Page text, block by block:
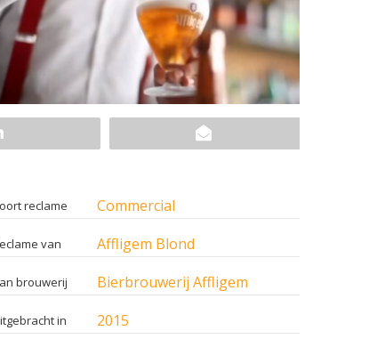
reclame Commercial
van Affligem Blond
brouwerij Bierbrouwerij Affligem
in 2015